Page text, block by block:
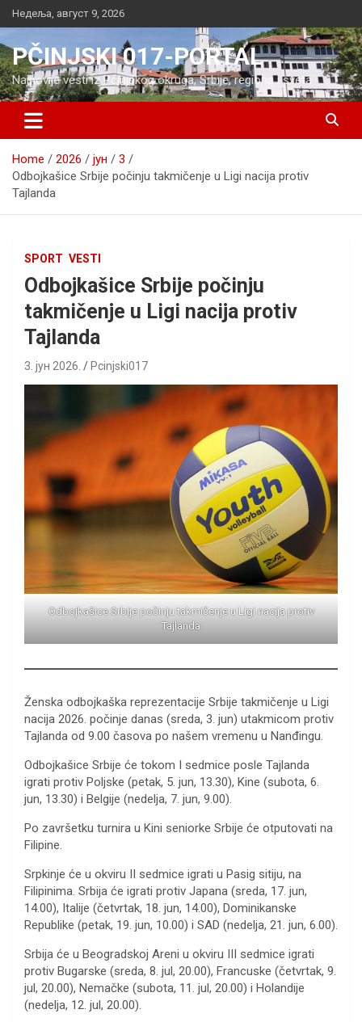
Skip
to
content
Недеља, август 9, 2026
PČINJSKI 017-PORTAL
Najnovije vesti iz Pčinjskog okruga, Srbije, regiona i sveta
Home 2026 јун
3
Odbojkašice Srbije počinju takmičenje u Ligi nacija protiv
Tajlanda
SPORT VESTI
Odbojkašice Srbije počinju
takmičenje u Ligi nacija protiv
Tajlanda
3. јун 2026. Pcinjski017
Odbojkašice Srbije počinju takmičenje u Ligi nacija protiv
Tajlanda
Ženska odbojkaška reprezentacije Srbije takmičenje u Ligi
nacija 2026. počinje danas (sreda, 3. jun) utakmicom protiv
Tajlanda od 9.00 časova po našem vremenu u Nanđingu.
Odbojkašice Srbije će tokom I sedmice posle Tajlanda
igrati protiv Poljske (petak, 5. jun, 13.30), Kine (subota, 6.
jun, 13.30) i Belgije (nedelja, 7. jun, 9.00).
Po završetku turnira u Kini seniorke Srbije će otputovati na
Filipine.
Srpkinje će u okviru II sedmice igrati u Pasig sitiju, na
Filipinima. Srbija će igrati protiv Japana (sreda, 17. jun,
14.00), Italije (četvrtak, 18. jun, 14.00), Dominikanske
Republike (petak, 19. jun, 10.00) i SAD (nedelja, 21. jun, 6.00).
Srbija će u Beogradskoj Areni u okviru III sedmice igrati
protiv Bugarske (sreda, 8. jul, 20.00), Francuske (četvrtak, 9.
jul, 20.00), Nemačke (subota, 11. jul, 20.00) i Holandije
(nedelja, 12. jul, 20.00).